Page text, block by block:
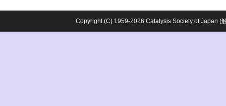
Copyright (C) 1959-2026 Catalysis Society of Japan (